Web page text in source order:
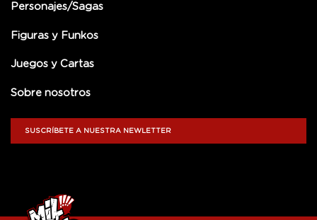
Personajes/Sagas
Figuras y Funkos
Juegos y Cartas
Sobre nosotros
SUSCRÍBETE A NUESTRA NEWLETTER